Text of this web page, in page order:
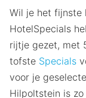
Wil je het fijnste
HotelSpecials
rijtje gezet, met
tofste Specials
voor je
Hilpoltstein is